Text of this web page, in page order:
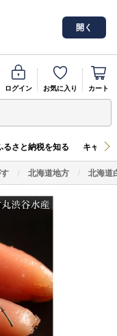
開く
ログイン お気に入り カート
るさと納税を知る キャン
北海道地方 北海道